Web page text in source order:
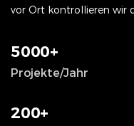
vor Ort kontrollieren wir
5000+
Projekte/Jahr
200+